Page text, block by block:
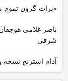
«برات گرون تموم
ناصر غلامی
شرقی
آدام استرنج